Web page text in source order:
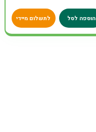
הוספה לסל לתשלום מיידי